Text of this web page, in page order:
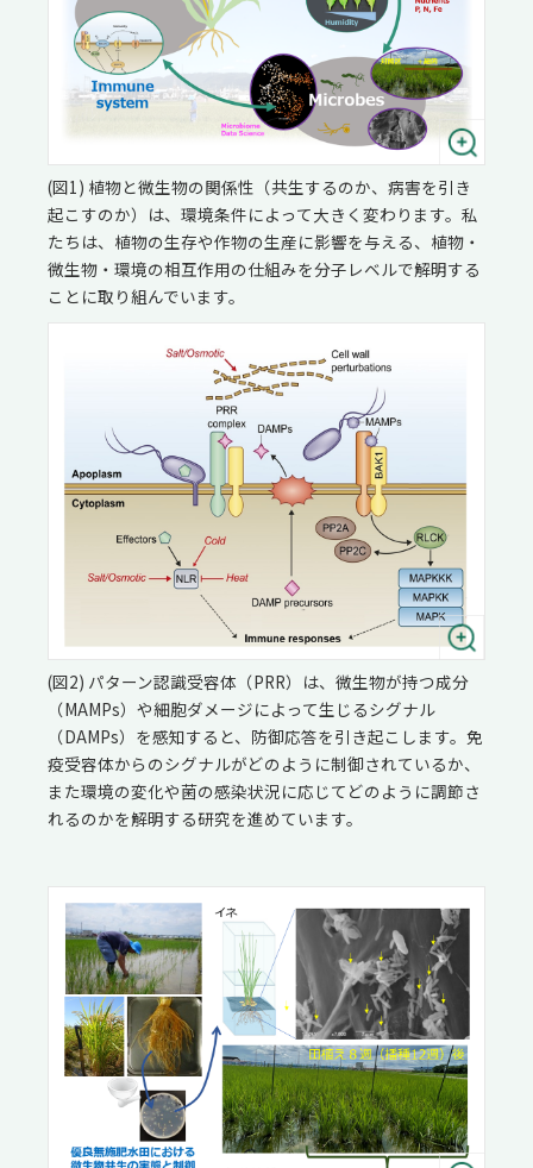
(図1) 植物と微生物の関係性（共生するのか、病害を引き
起こすのか）は、環境条件によって大きく変わります。私
たちは、植物の生存や作物の生産に影響を与える、植物・
微生物・環境の相互作用の仕組みを分子レベルで解明する
ことに取り組んでいます。
(図2) パターン認識受容体（PRR）は、微生物が持つ成分
（MAMPs）や細胞ダメージによって生じるシグナル
（DAMPs）を感知すると、防御応答を引き起こします。免
疫受容体からのシグナルがどのように制御されているか、
また環境の変化や菌の感染状況に応じてどのように調節さ
れるのかを解明する研究を進めています。